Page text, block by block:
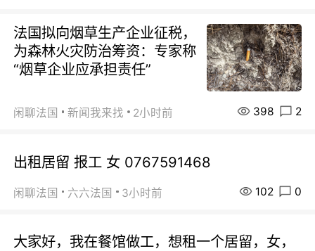
法国拟向烟草生产企业征税，
为森林火灾防治筹资：专家称
“烟草企业应承担责任”
闲聊法国 新闻我来找 2小时前 398 2
出租居留 报工 女 0767591468
闲聊法国 六六法国 3小时前 102 0
大家好，我在餐馆做工，想租一个居留，女，